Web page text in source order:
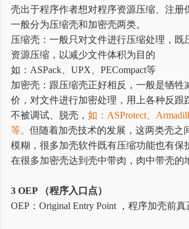
壳出于程序作者想对程序资源压缩、注册
一般分为压缩壳和加密壳两类。
压缩壳：一般只对文件进行压缩处理，既
资源压缩，以减少文件体积为目的
如：ASPack、UPX、PECompact等
加密壳：跟压缩壳正好相反，一般是牺牲
价，对文件进行加密处理，用上各种反跟
不被调试、脱壳， 如：ASProtect、
等。 但随着加壳技术的发展，这两类壳之
模糊，很多加壳软件既有压缩功能也有保
在很多加密壳达到壳中带肉，肉中带壳的
3 OEP （程序入口点）
OEP：Original Entry Point ，程序加壳前真